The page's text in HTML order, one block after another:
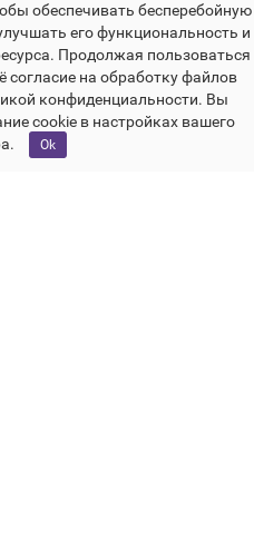
диагональю 6.8 дюйма
удовольствия
с 50 МП основной и
с 5x оптическим зумом
5060 мАч с поддержкой
зарядки
обеспечивать бесперебойную
его функциональность и
Продолжая пользоваться
согласие на обработку файлов
конфиденциальности. Вы
cookie в настройках вашего
Ok